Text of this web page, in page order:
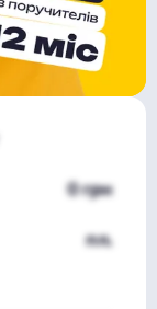
0 грн
пл.